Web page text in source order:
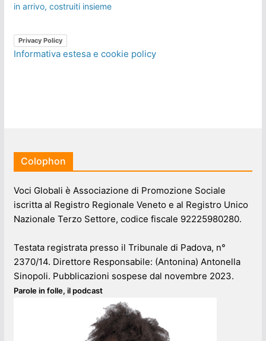
in arrivo, costruiti insieme
Privacy Policy
Informativa estesa e cookie policy
Colophon
Voci Globali è Associazione di Promozione Sociale
iscritta al Registro Regionale Veneto e al Registro Unico
Nazionale Terzo Settore, codice fiscale 92225980280.
Testata registrata presso il Tribunale di Padova, n°
2370/14. Direttore Responsabile: (Antonina) Antonella
Sinopoli. Pubblicazioni sospese dal novembre 2023.
Parole in folle, il podcast